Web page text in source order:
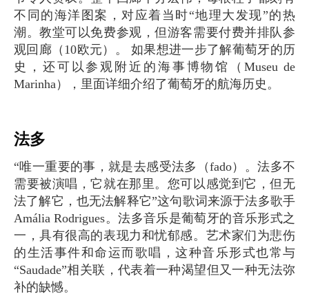
不同的海洋图案，对应着当时“地理大发现”的热
潮。教堂可以免费参观，但游客需要付费并排队参
观回廊（10欧元）。 如果想进一步了解葡萄牙的历
史，还可以参观附近的海事博物馆（Museu de
Marinha），里面详细介绍了葡萄牙的航海历史。
法多
“唯一重要的事，就是去感受法多（fado）。法多不
需要被演唱，它就在那里。您可以感觉到它，但无
法了解它，也无法解释它”这句歌词来源于法多歌手
Amália Rodrigues。法多音乐是葡萄牙的音乐形式之
一，具有很高的表现力和忧郁感。艺术家们为悲伤
的生活事件和命运而歌唱，这种音乐形式也常与
“Saudade”相关联，代表着一种渴望但又一种无法弥
补的缺憾。